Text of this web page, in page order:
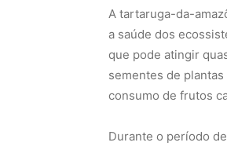
A tartaruga-da-
a saúde dos
que pode atingir
sementes de
consumo de frutos
Durante o período